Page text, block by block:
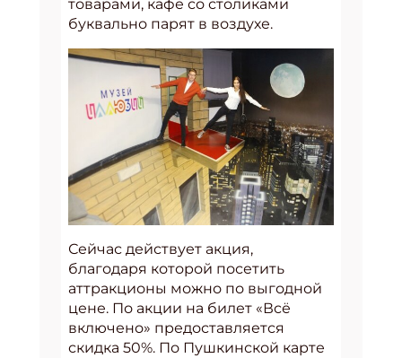
товарами, кафе со столиками
буквально парят в воздухе.
Сейчас действует акция,
благодаря которой посетить
аттракционы можно по выгодной
цене. По акции на билет «Всё
включено» предоставляется
скидка 50%. По Пушкинской карте